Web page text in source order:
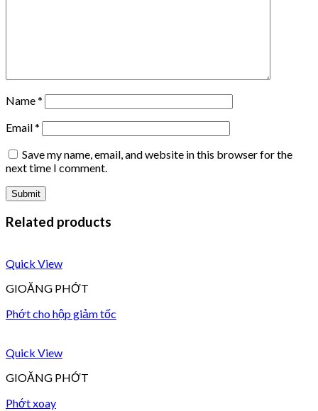
Name*
Email*
Save my name, email, and website in this browser for the
next time I comment.
Related products
Quick View
GIOĂNG PHỚT
Phớt cho hộp giảm tốc
Quick View
GIOĂNG PHỚT
Phớt xoay